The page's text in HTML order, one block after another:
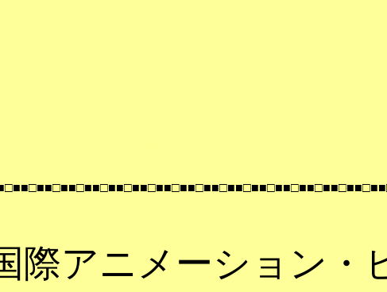
際アニメーション・